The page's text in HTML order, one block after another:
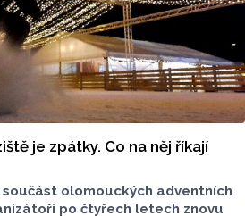
je zpátky. Co na něj říkají
olomouckých adventních
po čtyřech letech znovu